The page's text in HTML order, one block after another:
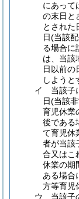
にあって
の末日と
とされた
日(当該
る場合に
は、当該
日以前の
しようと
イ
当該子
日(当該
育児休業
後である
て育児休
者が当該
合又はこ
休業の期
ある場合
方等育児
ウ
当該子